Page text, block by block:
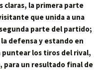
claras, la primera parte
que unida a una
parte del partido;
defensa y estando en
puntear los tiros del rival,
para un resultado final de